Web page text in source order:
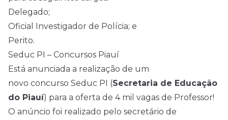
Delegado;
Oficial Investigador de Polícia; e
Perito.
Seduc PI – Concursos Piauí
Está anunciada a realização de um
novo concurso Seduc PI (Secretaria de Educação
do Piauí) para a oferta de 4 mil vagas de Professor!
O anúncio foi realizado pelo secretário de